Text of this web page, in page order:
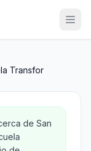
Transfor
de San